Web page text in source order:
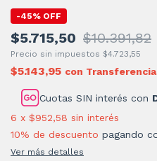
-45% OFF
$5.715,50 $10.391,82
Precio sin impuestos $4.723,55
$5.143,95 con
Cuotas SIN interés con
6 x $952,58 sin interés
10% de descuento pagando
Ver más detalles